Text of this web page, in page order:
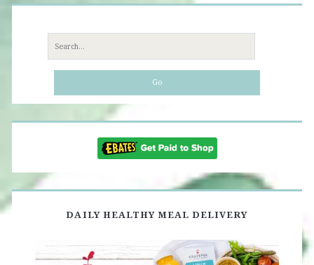
Search
for:
DAILY HEALTHY MEAL DELIVERY